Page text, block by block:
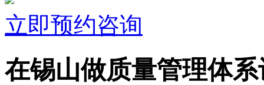
立即预约咨询
在锡山做质量管理体